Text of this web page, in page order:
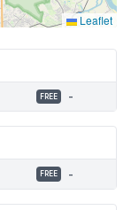
Leaflet
FREE -
FREE -